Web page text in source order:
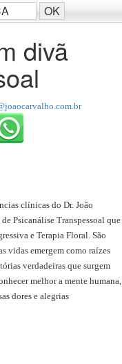
divã
clínicas do Dr. João
Psicanálise Transpessoal que
e Terapia Floral. São
vidas emergem como raízes
verdadeiras que surgem
melhor a mente humana,
dores e alegrias